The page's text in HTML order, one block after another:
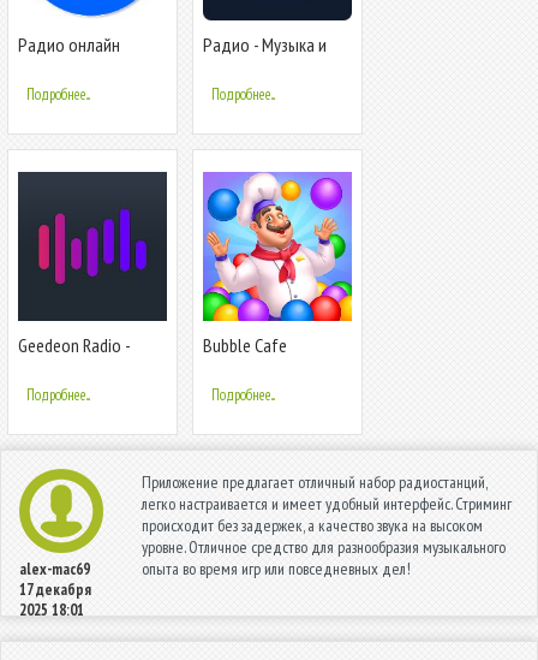
Радио онлайн
React Radio FM
Подробнее...
Радио - Музыка и
(Radio FM)
Подробнее...
Geedeon Radio -
Music
Подробнее...
Bubble Cafe
Подробнее...
alex-mac69
17 декабря
2025 18:01
Приложение предлагает отличный набор радиостанций,
легко настраивается и имеет удобный интерфейс. Стриминг
происходит без задержек, а качество звука на высоком
уровне. Отличное средство для разнообразия музыкального
опыта во время игр или повседневных дел!